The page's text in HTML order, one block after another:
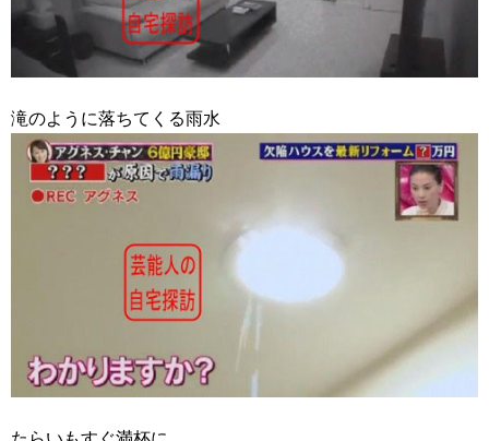
滝のように落ちてくる雨水